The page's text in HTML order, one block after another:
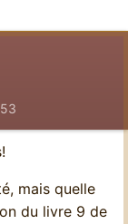
mais quelle
du livre 9 de